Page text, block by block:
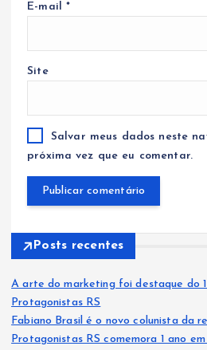
E-mail*
Site
Salvar meus dados neste
próxima vez que eu comentar.
Posts recentes
A arte do marketing foi destaque do
Protagonistas RS
Fabiano Brasil é o novo colunista da
Protagonistas RS comemora 1 ano